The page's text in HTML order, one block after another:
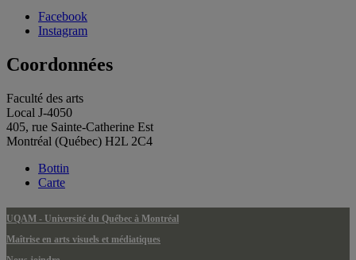
Facebook
Instagram
Coordonnées
Faculté des arts
Local J-4050
405, rue Sainte-Catherine Est
Montréal (Québec) H2L 2C4
Bottin
Carte
UQAM - Université du Québec à Montréal
Maîtrise en arts visuels et médiatiques